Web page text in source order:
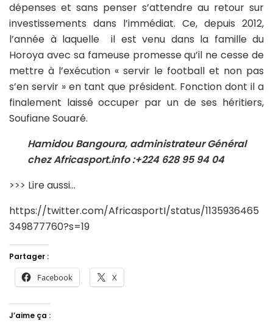
dépenses et sans penser s’attendre au retour sur
investissements dans l’immédiat. Ce, depuis 2012,
l’année à laquelle il est venu dans la famille du
Horoya avec sa fameuse promesse qu’il ne cesse de
mettre à l’exécution « servir le football et non pas
s’en servir » en tant que président. Fonction dont il a
finalement laissé occuper par un de ses héritiers,
Soufiane Souaré.
Hamidou Bangoura, administrateur Général
chez Africasport.info :+224 628 95 94 04
>>> Lire aussi…
https://twitter.com/AfricasportI/status/1135936465
349877760?s=19
Partager :
Facebook X
J’aime ça :